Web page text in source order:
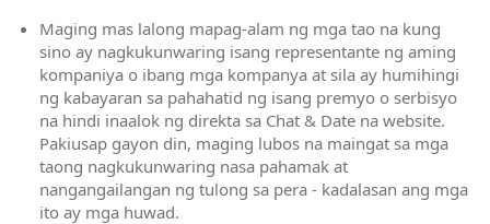
Maging mas lalong mapag-alam ng mga tao na kung
sino ay nagkukunwaring isang representante ng aming
kompaniya o ibang mga kompanya at sila ay humihingi
ng kabayaran sa pahahatid ng isang premyo o serbisyo
na hindi inaalok ng direkta sa Chat & Date na website.
Pakiusap gayon din, maging lubos na maingat sa mga
taong nagkukunwaring nasa pahamak at
nangangailangan ng tulong sa pera - kadalasan ang mga
ito ay mga huwad.